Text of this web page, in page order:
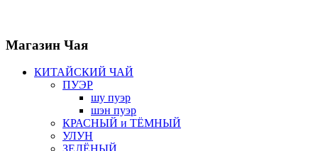
Магазин Чая
КИТАЙСКИЙ ЧАЙ
ПУЭР
шу пуэр
шэн пуэр
КРАСНЫЙ и ТЁМНЫЙ
УЛУН